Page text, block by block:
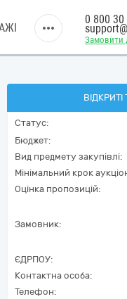
Замовити
0 800
Статус:
Бюджет:
Вид предмету закупівлі:
Мінімальний крок
Оцінка пропозицій:
Замовник:
ЄДРПОУ:
Контактна особа:
Телефон: